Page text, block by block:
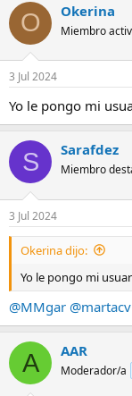
O Okerina
Miembro
3 Jul 2024
Yo le pongo mi
S Sarafdez
Miembro
3 Jul 2024
Okerina dijo:
Yo le pongo mi
@MMgar
A AAR
Moderador/a